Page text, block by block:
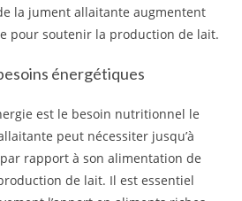
la jument allaitante augmentent
pour soutenir la production de lait.
énergétiques
est le besoin nutritionnel le
peut nécessiter jusqu’à
rapport à son alimentation de
de lait. Il est essentiel